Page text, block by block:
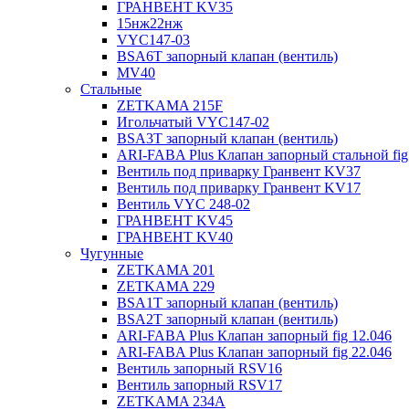
ГРАНВЕНТ KV35
15нж22нж
VYC147-03
BSA6T запорный клапан (вентиль)
MV40
Стальные
ZETKAMA 215F
Игольчатый VYC147-02
BSA3T запорный клапан (вентиль)
ARI-FABA Plus Клапан запорный стальной
Вентиль под приварку Гранвент KV37
Вентиль под приварку Гранвент KV17
Вентиль VYC 248-02
ГРАНВЕНТ KV45
ГРАНВЕНТ KV40
Чугунные
ZETKAMA 201
ZETKAMA 229
BSA1T запорный клапан (вентиль)
BSA2T запорный клапан (вентиль)
ARI-FABA Plus Клапан запорный fig 12.046
ARI-FABA Plus Клапан запорный fig 22.046
Вентиль запорный RSV16
Вентиль запорный RSV17
ZETKAMA 234A